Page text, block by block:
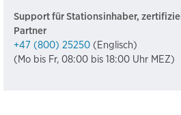
Support für Stationsinhaber,
Partner
+47 (800) 25250 (Englisch)
(Mo bis Fr, 08:00 bis 18:00 Uhr MEZ)